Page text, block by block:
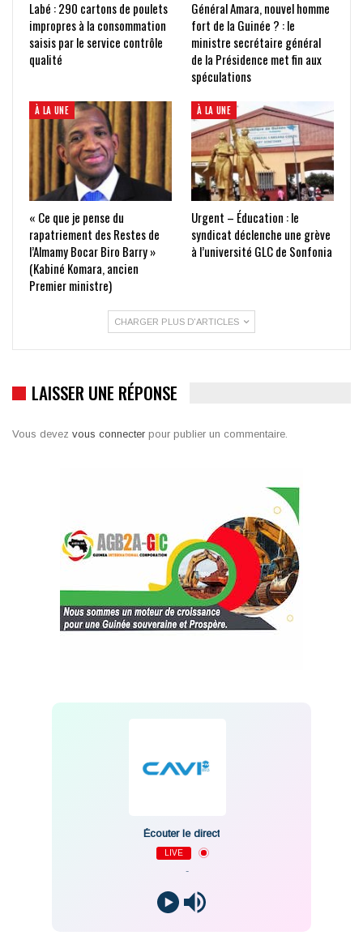
Labé : 290 cartons de poulets
impropres à la consommation
saisis par le service contrôle
qualité
Général Amara, nouvel homme
fort de la Guinée ? : le
ministre secrétaire général
de la Présidence met fin aux
spéculations
À LA UNE
« Ce que je pense du
rapatriement des Restes de
l’Almamy Bocar Biro Barry »
(Kabiné Komara, ancien
Premier ministre)
À LA UNE
Urgent – Éducation : le
syndicat déclenche une grève
à l’université GLC de Sonfonia
CHARGER PLUS D'ARTICLES
LAISSER UNE RÉPONSE
Vous devez vous connecter pour publier un commentaire.
Écouter le direct
LIVE